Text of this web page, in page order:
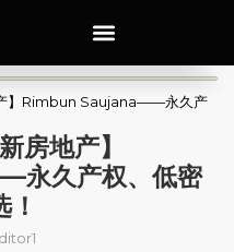
产】Rimbun Saujana——永久产
房地产】
久产权、低密